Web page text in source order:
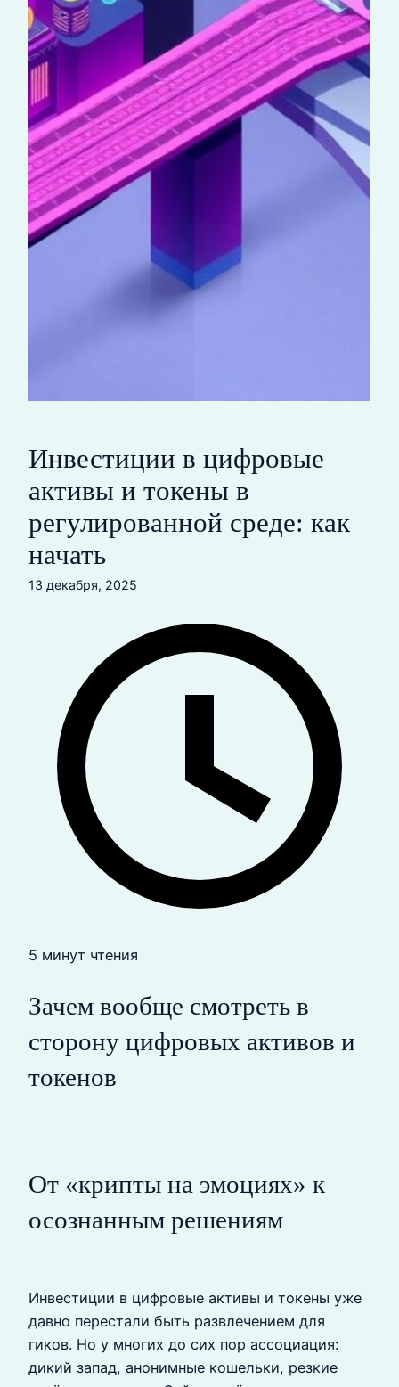
Инвестиции в цифровые
активы и токены в
регулированной среде: как
начать
13 декабря, 2025
5 минут чтения
Зачем вообще смотреть в
сторону цифровых активов и
токенов
От «крипты на эмоциях» к
осознанным решениям
Инвестиции в цифровые активы и токены уже
давно перестали быть развлечением для
гиков. Но у многих до сих пор ассоциация:
дикий запад, анонимные кошельки, резкие